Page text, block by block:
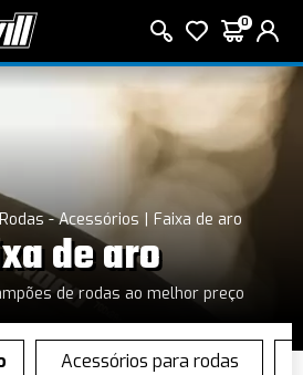
0
Rodas - Acessórios Faixa de aro
de aro
de rodas ao melhor preço